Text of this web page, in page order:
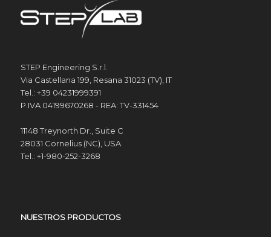
STEP Engineering S.r.l.
Via Castellana 199, Resana 31023 (TV), IT
Tel.: +39 04231999391
P.IVA 04199670268 - REA: TV-331454
11148 Treynorth Dr., Suite C
28031 Cornelius (NC), USA
Tel.: +1-980-252-3268
NUESTROS PRODUCTOS